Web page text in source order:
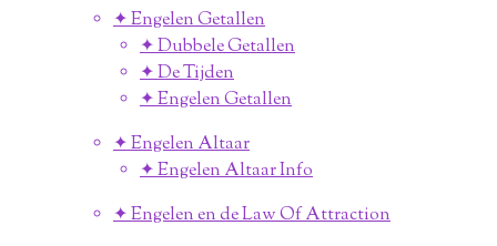
✦ Engelen Getallen
✦ Dubbele Getallen
✦ De Tijden
✦ Engelen Getallen
✦ Engelen Altaar
✦ Engelen Altaar Info
✦ Engelen en de Law Of Attraction